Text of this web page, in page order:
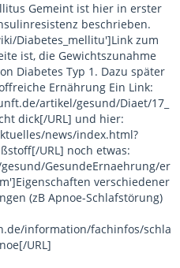
Gemeint ist hier in erster
beschrieben.
Diabetes_mellitu']Link zum
ist, die Gewichtszunahme
Diabetes Typ 1. Dazu später
Ernährung Ein Link:
artikel/gesund/Diaet/17_
dick[/URL] und hier:
news/index.html?
URL] noch etwas:
GesundeErnaehrung/er
verschiedener
(zB Apnoe-Schlafstörung)
information/fachinfos/schla
URL]